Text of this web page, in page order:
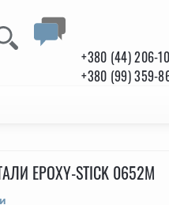
+380 (44) 206-
+380 (99) 359-
EPOXY-STICK 0652М